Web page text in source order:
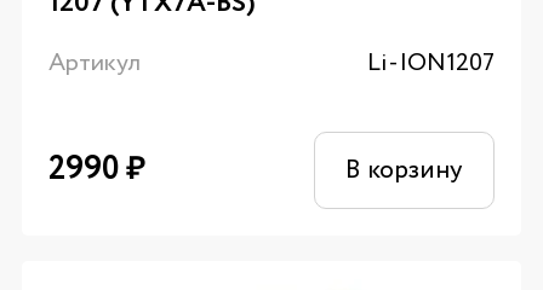
Артикул Li-ION1207
2990₽ В корзину